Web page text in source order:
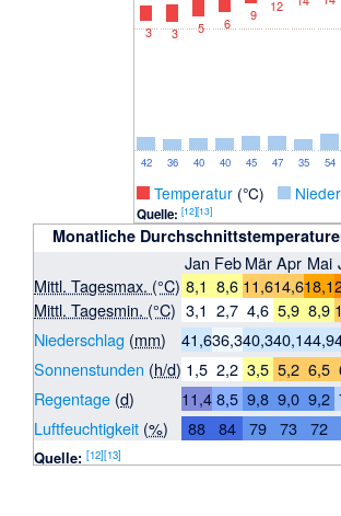
42
3
36
3
40
5
40
6
45
9
47
12
35 54
_ Temperatur(°C) _
Quelle: [12][13]
Monatliche
Jan FebMärApr Mai
Mittl. Tagesmax. (°C) 8,1 8,6 11,614,618,1
Mittl. Tagesmin. (°C) 3,1 2,7 4,6 5,9 8,9
Niederschlag (mm) 41,636,340,340,144,9
Sonnenstunden (h/d) 1,5 2,2 3,5 5,2 6,5
Regentage (d) 11,4 8,5 9,8 9,0 9,2
Luftfeuchtigkeit (%) 88 84 79 73 72
Quelle: [12][13]